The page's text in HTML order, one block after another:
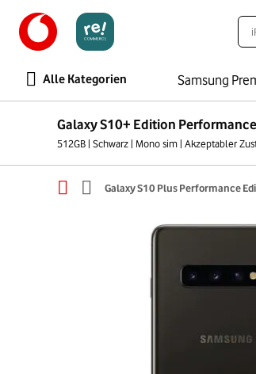
Alle Kategorien Samsung
Galaxy S10+ Edition Performance
512GB | Schwarz | Mono sim | Akzeptabler
Galaxy S10 Plus Performance